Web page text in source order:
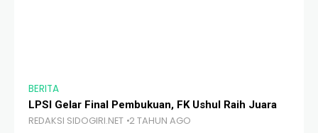
BERITA
LPSI Gelar Final Pembukuan, FK Ushul Raih Juara
REDAKSI SIDOGIRI.NET 2 TAHUN AGO